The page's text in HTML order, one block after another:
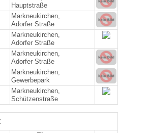
Hauptstraße
Markneukirchen,
Adorfer Straße
Markneukirchen,
Adorfer Straße
Markneukirchen,
Adorfer Straße
Markneukirchen,
Gewerbepark
Markneukirchen,
Schützenstraße